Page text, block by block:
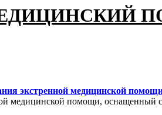
экстренной медицинской
медицинской помощи, оснащенный